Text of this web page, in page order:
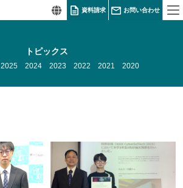
資料請求 お問い合わせ
トピックス
2025 2024 2023 2022 2021 2020